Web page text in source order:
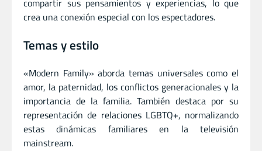
crea una conexión especial con los espectadores.
Temas y estilo
«Modern Family» aborda temas universales como el
amor, la paternidad, los conflictos generacionales y la
importancia de la familia. También destaca por su
representación de relaciones LGBTQ+, normalizando
estas dinámicas familiares en la televisión
mainstream.